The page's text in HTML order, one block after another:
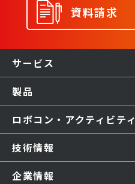
資料請求
サービス
製品
ロボコン・アクティビティ
技術情報
企業情報